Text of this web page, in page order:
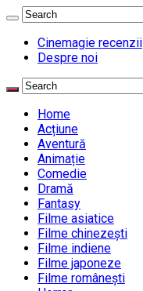
Cinemagie recenzii
Despre noi
Home
Acțiune
Aventură
Animație
Comedie
Dramă
Fantasy
Filme asiatice
Filme chinezești
Filme indiene
Filme japoneze
Filme românești